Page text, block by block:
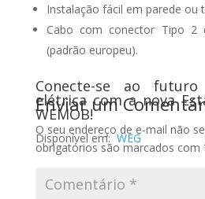
Instalação fácil em parede ou
Cabo com conector Tipo 2
(padrão europeu).
Conecte-se ao
elétrica com a nova
WEMOB!
Disponível em:WEG
Enviar um
O seu endereço de e-mail não
obrigatórios são marcados com